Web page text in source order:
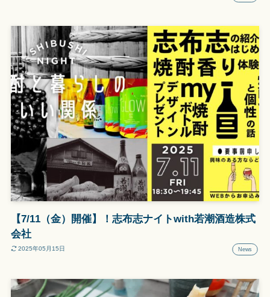
【7/11（金）開催】！志布志ナイトwith若潮酒造株式
会社
2025年05月15日 News